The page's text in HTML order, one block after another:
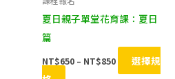
夏日親子單堂花育課：夏日
篇
NT$650 – NT$850
選擇規
式。
可
產